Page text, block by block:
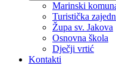
Marinski
Turistička
Župa sv. Jakova
Osnovna škola
Dječji vrtić
Kontakti